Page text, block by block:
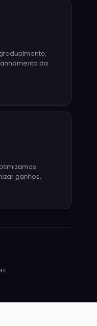
da
ganhos.